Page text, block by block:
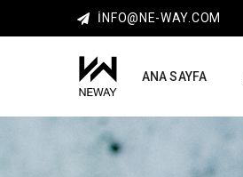
INFO@NE-WAY.COM
ANA SAYFA